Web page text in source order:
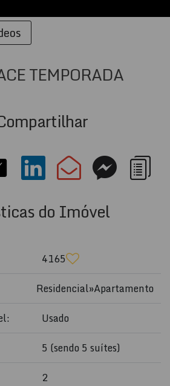
TEMPORADA
do Imóvel
4165
Residencial»Apartamento
Usado
5 (sendo 5 suítes)
2